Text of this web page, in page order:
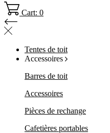
Cart: 0
Tentes de toit
Accessoires
Barres de toit
Accessoires
Pièces de rechange
Cafetières portables